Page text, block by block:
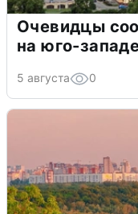
Очевидцы
на юго-
5 августа 0